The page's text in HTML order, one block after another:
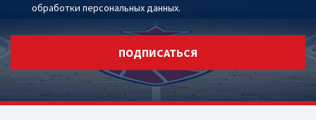
обработки персональных данных.
ПОДПИСАТЬСЯ